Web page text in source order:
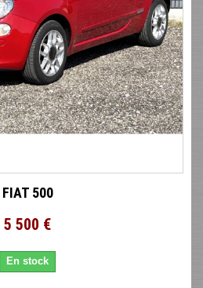
FIAT 500
5 500 €
En stock